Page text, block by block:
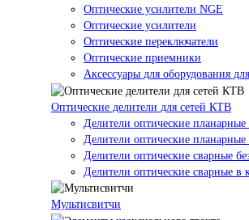
Оптические усилители NGE
Оптические усилители
Оптические переключатели
Оптические приемники
Аксессуары для оборудования
Оптические делители для сетей КТВ
Делители оптические планарные
Делители оптические планарные
Делители оптические сварные
Делители оптические сварные в
Мультисвитчи